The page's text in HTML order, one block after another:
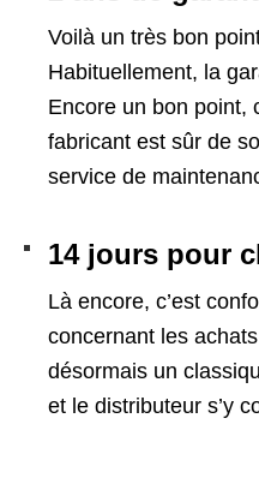
Voilà un très bon
Habituellement, la
Encore un bon point,
fabricant est sûr de
service de
14 jours pour
Là encore, c’est
concernant les
désormais un
et le distributeur s’y